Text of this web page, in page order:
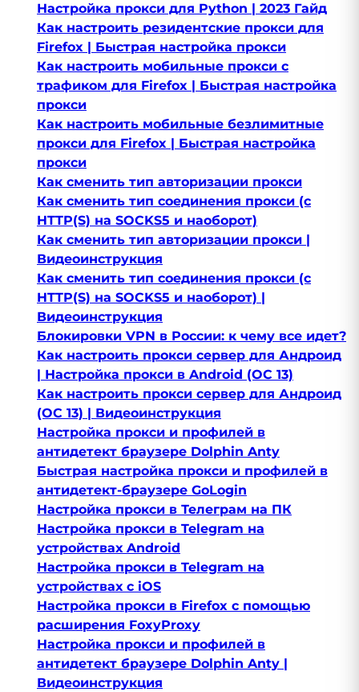
Настройка прокси для Python | 2023 Гайд
Как настроить резидентские прокси для
Firefox | Быстрая настройка прокси
Как настроить мобильные прокси с
трафиком для Firefox | Быстрая настройка
прокси
Как настроить мобильные безлимитные
прокси для Firefox | Быстрая настройка
прокси
Как сменить тип авторизации прокси
Как сменить тип соединения прокси (с
HTTP(S) на SOCKS5 и наоборот)
Как сменить тип авторизации прокси |
Видеоинструкция
Как сменить тип соединения прокси (с
HTTP(S) на SOCKS5 и наоборот) |
Видеоинструкция
​Блокировки VPN в России: к чему все идет?
Как настроить прокси сервер для Андроид
| Настройка прокси в Android (OC 13)
Как настроить прокси сервер для Андроид
(OC 13) | Видеоинструкция
​Настройка прокси и профилей в
антидетект браузере Dolphin Anty
Быстрая настройка прокси и профилей в
антидетект-браузере GoLogin
Настройка прокси в Телеграм на ПК
Настройка прокси в Telegram на
устройствах Android
Настройка прокси в Telegram на
устройствах с iOS
Настройка прокси в Firefox с помощью
расширения FoxyProxy
​Настройка прокси и профилей в
антидетект браузере Dolphin Anty |
Видеоинструкция